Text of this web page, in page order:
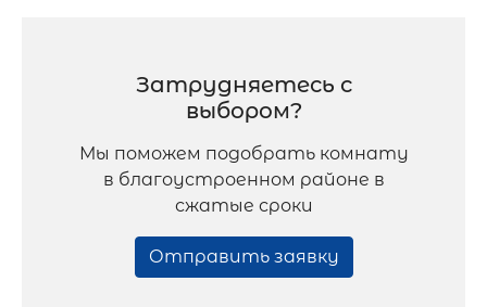
Затрудняетесь с
выбором?
Мы поможем подобрать комнату
в благоустроенном районе в
сжатые сроки
Отправить заявку